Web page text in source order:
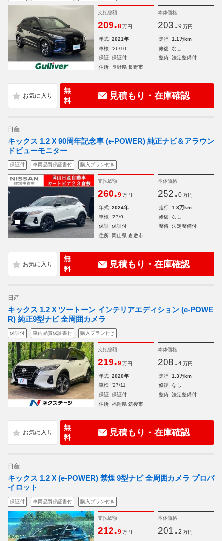
支払総額
209.8 万円
本体価格
203. 9 万円
年式 2021年 走行
1.1万km
車検
'26/10 修復
なし
保証
保証付 整備
法定整備付
住所
長野県 長野市
無
料
見積もり・在庫確認
日産
キックス 1.2 X 90周年記念車 (e-POWER) 純正ナビ＆アラウン
ドビューモニター
保証付 車両品質保証書付 購入プラン付き
支払総額
260.9 万円
本体価格
252. 0 万円
年式 2024年 走行
1.3万km
車検
'27/6 修復
なし
保証
保証付 整備
法定整備付
住所
岡山県 倉敷市
無
料
見積もり・在庫確認
日産
キックス 1.2 X ツートーン インテリアエディション (e-POWE
R) 純正9型ナビ 全周囲カメラ
保証付 車両品質保証書付 購入プラン付き
支払総額
219.9 万円
本体価格
208. 4 万円
年式 2020年 走行
1.3万km
車検
'27/11 修復
なし
保証
保証付 整備
法定整備付
住所
福岡県 筑後市
無
料
見積もり・在庫確認
日産
キックス 1.2 X (e-POWER) 禁煙 9型ナビ 全周囲カメラ プロパ
イロット
保証付 車両品質保証書付 購入プラン付き
支払総額
212.9 万円
本体価格
201. 2 万円